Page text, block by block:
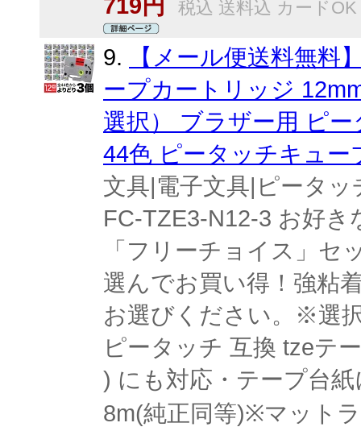
719円
税込 送料込 カードOK
9.
【メール便送料無料
ープカートリッジ
選択） ブラザー用 ピ
44色 ピータッチキュー
文具|電子文具|ピータ
FC-TZE3-N12-3 お好
「フリーチョイス」
選んでお買い得！強粘
お選びください。※選
ピータッチ 互換 tzeテ
) にも対応・テープ台
8m(純正同等)※マット